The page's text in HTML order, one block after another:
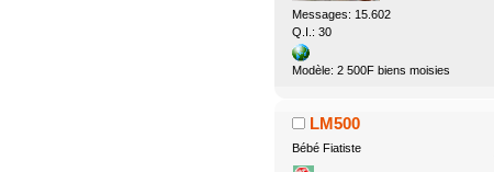
Messages: 15.602
Q.I.: 30
Modèle: 2 500F biens moisies
LM500
Bébé Fiatiste